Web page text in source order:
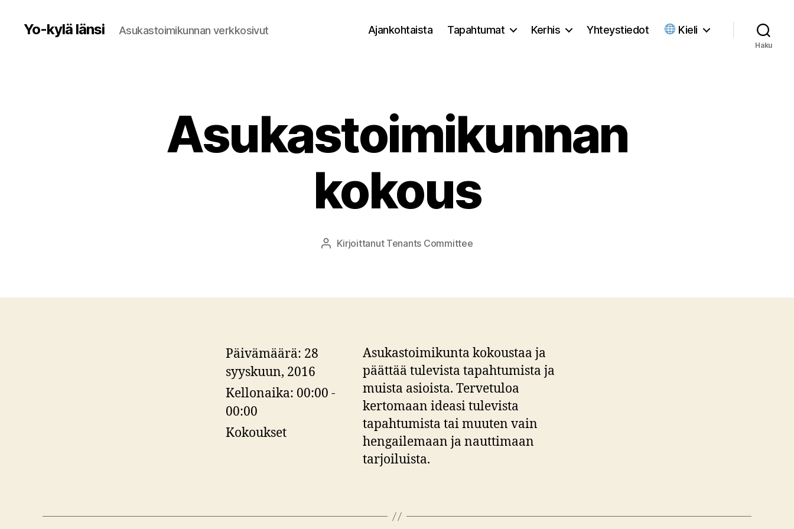
Yo-kylä länsi Asukastoimikunnan verkkosivut Ajankohtaista Tapahtumat Kerhis Yhteystiedot Kieli
Haku
Asukastoimikunnan
kokous
Kirjoittaja
Kirjoittanut Tenants Committee
Päivämäärä: 28
syyskuun, 2016
Kellonaika: 00:00 -
00:00
Kokoukset
Asukastoimikunta kokoustaa ja
päättää tulevista tapahtumista ja
muista asioista. Tervetuloa
kertomaan ideasi tulevista
tapahtumista tai muuten vain
hengailemaan ja nauttimaan
tarjoiluista.